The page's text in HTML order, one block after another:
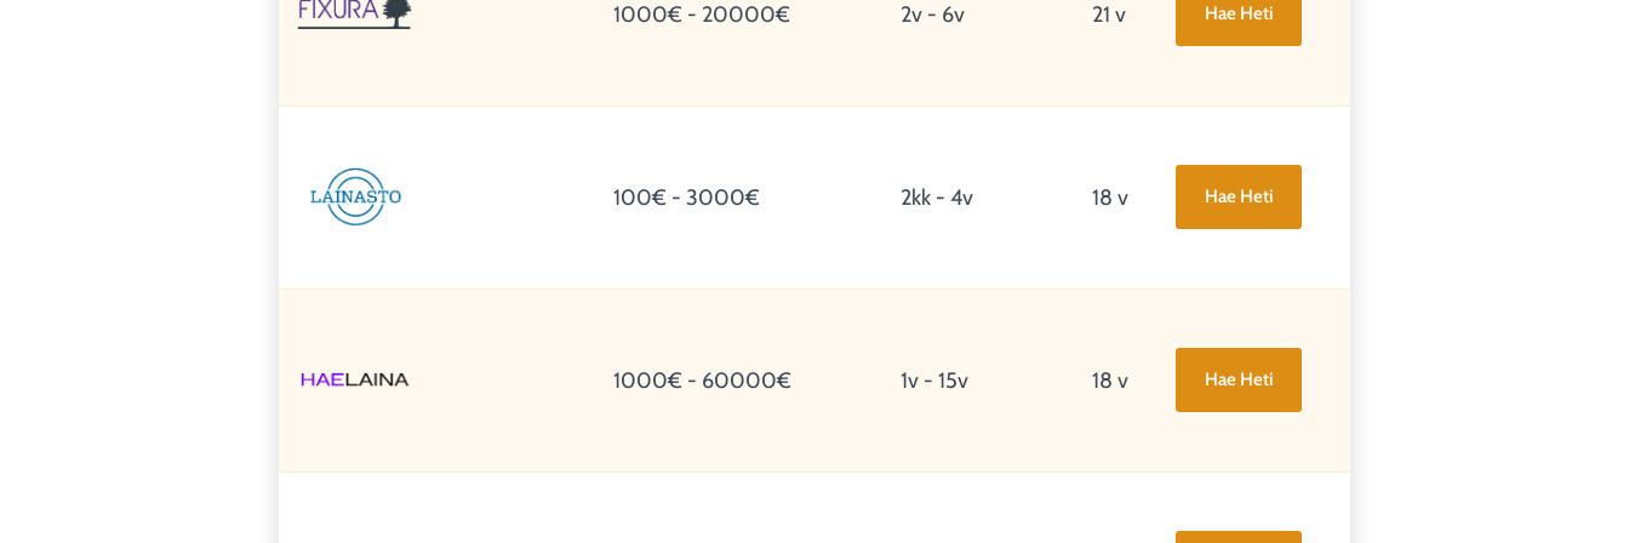
1000€ - 20000€ 2v - 6v 21 v Hae Heti
100€ - 3000€ 2kk - 4v 18 v Hae Heti
1000€ - 60000€ 1v - 15v 18 v Hae Heti